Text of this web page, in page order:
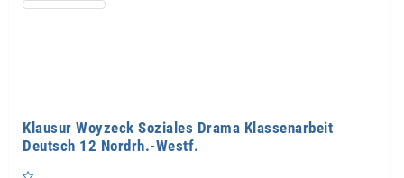
Klausur Woyzeck Soziales Drama Klassenarbeit
Deutsch 12 Nordrh.-Westf.